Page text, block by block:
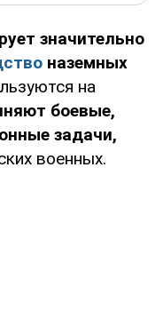
значительно
наземных
на
боевые,
задачи,
военных.